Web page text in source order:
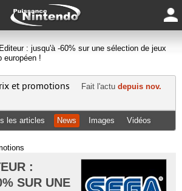
: jusqu'à -60% sur une sélection de jeux
européen !
et promotions Fait l'actu depuis nov.
les articles News Images Vidéos
:
SUR UNE